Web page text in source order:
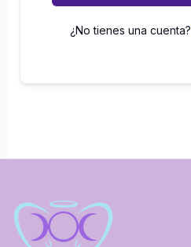
¿No tienes una cuenta?